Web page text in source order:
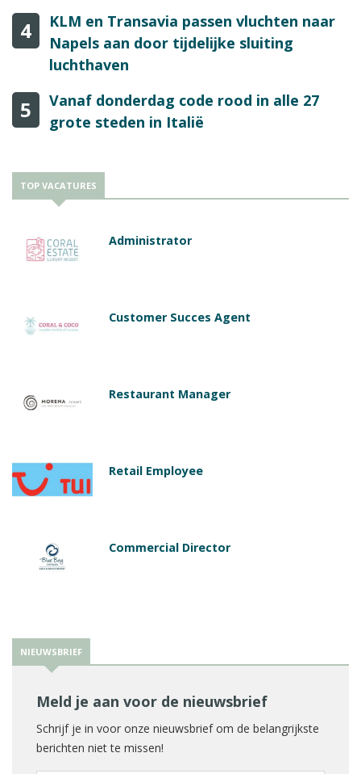
4
KLM en Transavia passen vluchten naar
Napels aan door tijdelijke sluiting
luchthaven
5
Vanaf donderdag code rood in alle 27
grote steden in Italië
TOP VACATURES
Administrator
Customer Succes Agent
Restaurant Manager
Retail Employee
Commercial Director
NIEUWSBRIEF
Meld je aan voor de nieuwsbrief
Schrijf je in voor onze nieuwsbrief om de belangrijkste
berichten niet te missen!